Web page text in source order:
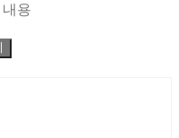
내용